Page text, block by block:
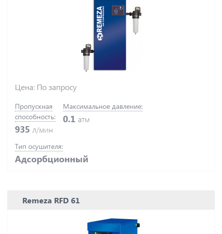
Цена: По запросу
Пропускная
способность:
935 л/мин
Максимальное давление:
0.1 атм
Тип осушителя:
Адсорбционный
Remeza RFD 61